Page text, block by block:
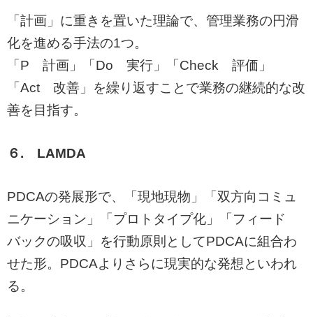
「計画」に重きを置いた理論で、管理業務の円滑
化を進める手法の1つ。
「P 計画」「Do 実行」「Check 評価」
「Act 改善」を繰り返すことで業務の継続的な改
善を目指す。
６. LAMDA
PDCAの発展形で、「現地現物」「双方向コミュ
ニケーション」「プロトタイプ化」「フィード
バックの吸収」を行動原則としてPDCAに組合わ
せた形。PDCAよりさらに現実的な発想といわれ
る。